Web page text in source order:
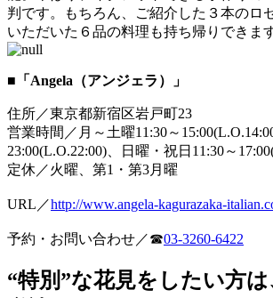
判です。もちろん、ご紹介した３本のロ
いただいた６品の料理も持ち帰りできま
■「Angela（アンジェラ）」
住所／東京都新宿区岩戸町23
営業時間／月～土曜11:30～
23:00(L.O.22:00)、日曜・祝日11:30～
定休／火曜、第1・第3月曜
URL／http://www.angela-kagurazaka-
予約・お問い合わせ／☎03-3260-6422
“特別”な花見をしたい方